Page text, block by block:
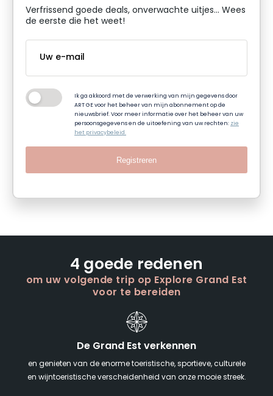
Verfrissend goede deals, onverwachte uitjes... Wees
de eerste die het weet!
Ik ga akkoord met de verwerking van mijn gegevens door
ART GE voor het beheer van mijn abonnement op de
nieuwsbrief. Voor meer informatie over het beheer van uw
persoonsgegevens en de uitoefening van uw rechten:zie
het privacybeleid.
Registreren
4 goede redenen
om uw volgende trip op Explore Grand Est
voor te bereiden
De Grand Est verkennen
en genieten van de enorme toeristische, sportieve, culturele
en wijntoeristische verscheidenheid van onze mooie streek.